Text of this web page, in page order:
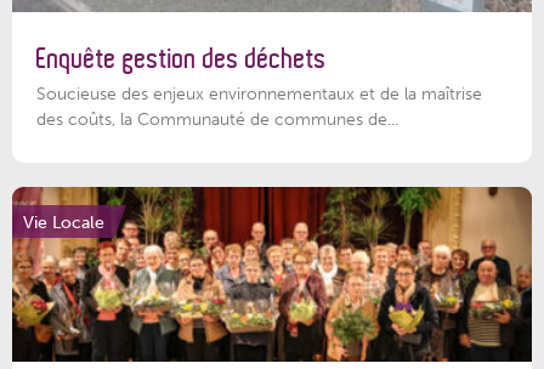
Enquête gestion des déchets
Soucieuse des enjeux environnementaux et de la maîtrise
des coûts, la Communauté de communes de...
Vie Locale